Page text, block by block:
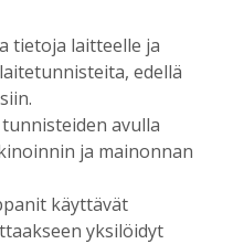
11:33
tiet,
lääkäripula… –
kanssa piisasi
16:00
tietoja laitteelle ja
edellä
avulla
ja mainonnan
käyttävät
yksilöidyt